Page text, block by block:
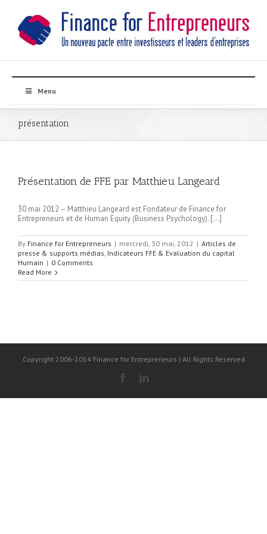
Menu
présentation
Présentation de FFE par Matthieu Langeard
30 mai 2012 – Matthieu Langeard est Fondateur de Finance for
Entrepreneurs et de Human Equity (Business Psychology). […]
By Finance for Entrepreneurs | mercredi, 30 mai, 2012 | Articles de
presse & supports médias, Indicateurs FFE & Evaluation du capital
Humain | 0 Comments
Read More
Copyright 2006-2014 Finance for Entrepreneurs | All Rights Reserved